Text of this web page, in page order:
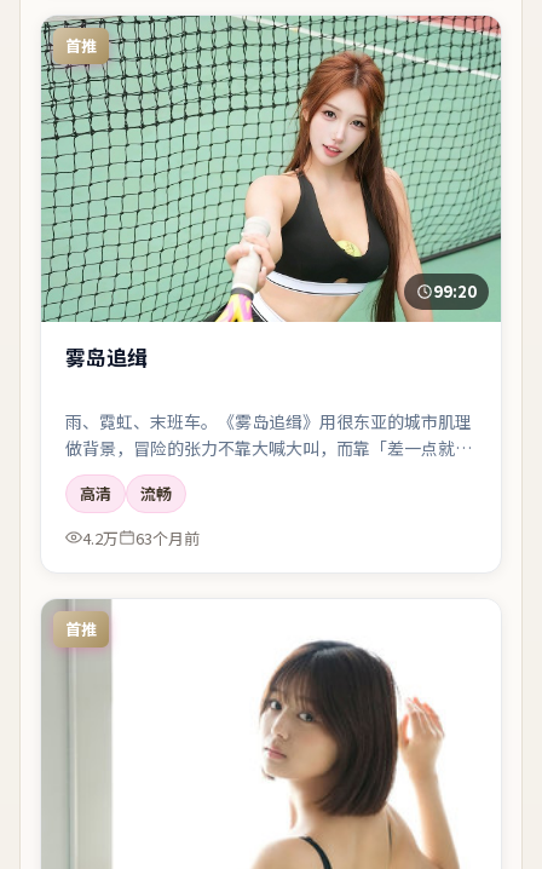
首推
99:20
雾岛追缉
雨、霓虹、末班车。《雾岛追缉》用很东亚的城市肌理
做背景，冒险的张力不靠大喊大叫，而靠「差一点就说
出口」的沉默。
高清
流畅
4.2万
63个月前
首推